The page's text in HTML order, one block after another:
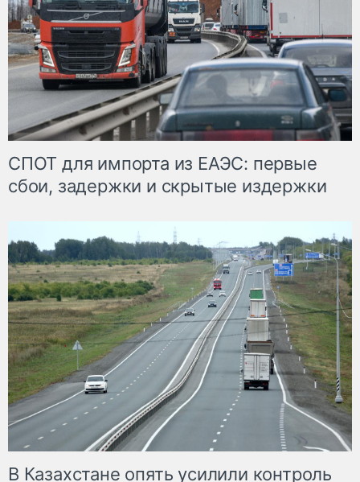
СПОТ для импорта из ЕАЭС: первые
сбои, задержки и скрытые издержки
В Казахстане опять усилили контроль